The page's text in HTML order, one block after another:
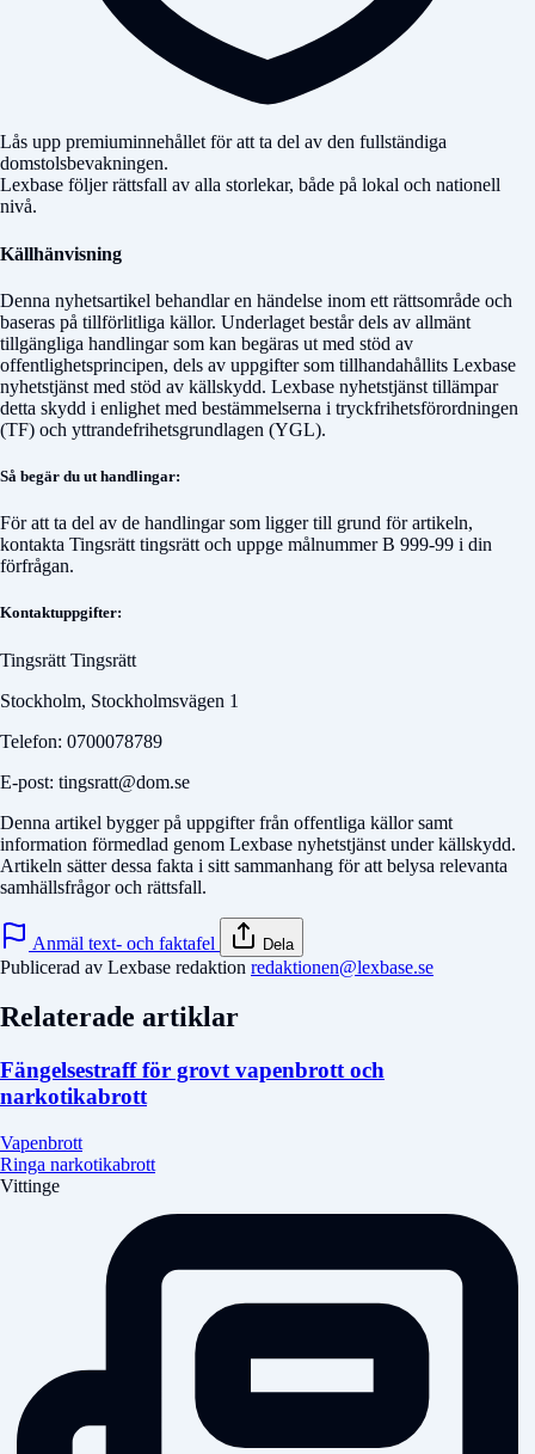
Lås upp premiuminnehållet för att ta del av den fullständiga
domstolsbevakningen.
Lexbase följer rättsfall av alla storlekar, både på lokal och nationell
nivå.
Källhänvisning
Denna nyhetsartikel behandlar en händelse inom ett rättsområde och
baseras på tillförlitliga källor. Underlaget består dels av allmänt
tillgängliga handlingar som kan begäras ut med stöd av
offentlighetsprincipen, dels av uppgifter som tillhandahållits Lexbase
nyhetstjänst med stöd av källskydd. Lexbase nyhetstjänst tillämpar
detta skydd i enlighet med bestämmelserna i tryckfrihetsförordningen
(TF) och yttrandefrihetsgrundlagen (YGL).
Så begär du ut handlingar:
För att ta del av de handlingar som ligger till grund för artikeln,
kontakta Tingsrätt tingsrätt och uppge målnummerB 999-99 i din
förfrågan.
Kontaktuppgifter:
Tingsrätt Tingsrätt
Stockholm, Stockholmsvägen 1
Telefon: 0700078789
E-post: tingsratt@dom.se
Denna artikel bygger på uppgifter från offentliga källor samt
information förmedlad genom Lexbase nyhetstjänst under källskydd.
Artikeln sätter dessa fakta i sitt sammanhang för att belysa relevanta
samhällsfrågor och rättsfall.
Anmäl text- och faktafel Dela
Publicerad av Lexbase redaktion redaktionen@lexbase.se
Relaterade artiklar
Fängelsestraff för grovt vapenbrott och
narkotikabrott
Vapenbrott
Ringa narkotikabrott
Vittinge